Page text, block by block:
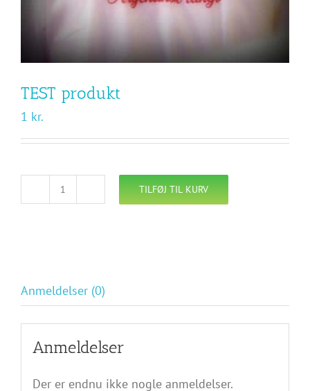
TEST produkt
1 kr.
TEST
TILFØJ TIL KURV
Anmeldelser (0)
Anmeldelser
Der er endnu ikke nogle anmeldelser.